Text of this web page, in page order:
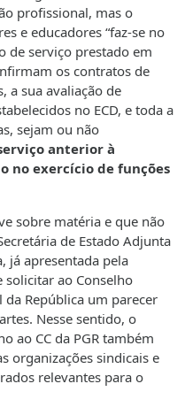
profissional, mas o
e educadores “faz-se no
de serviço prestado em
os contratos de
a sua avaliação de
no ECD, e toda a
sejam ou não
anterior à
no exercício de funções
sobre matéria e que não
de Estado Adjunta
já apresentada pela
solicitar ao Conselho
República um parecer
Nesse sentido, o
ao CC da PGR também
organizações sindicais e
relevantes para o